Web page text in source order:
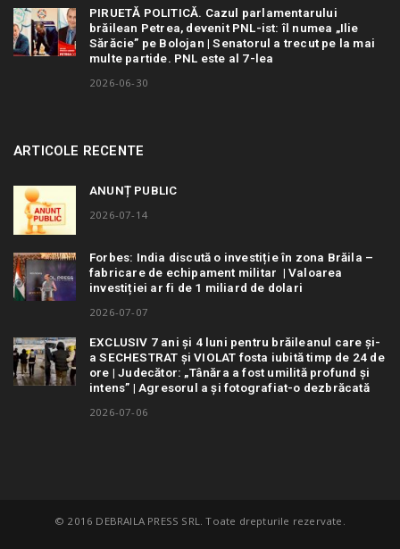
PIRUETĂ POLITICĂ. Cazul parlamentarului
brăilean Petrea, devenit PNL-ist: îl numea „Ilie
Sărăcie” pe Bolojan | Senatorul a trecut pe la mai
multe partide. PNL este al 7-lea
2026-06-30
ARTICOLE RECENTE
ANUNȚ PUBLIC
2026-07-14
Forbes: India discută o investiție în zona Brăila –
fabricare de echipament militar | Valoarea
investiției ar fi de 1 miliard de dolari
2026-07-07
EXCLUSIV 7 ani și 4 luni pentru brăileanul care și-
a SECHESTRAT și VIOLAT fosta iubită timp de 24 de
ore | Judecător: „Tânăra a fost umilită profund și
intens” | Agresorul a și fotografiat-o dezbrăcată
2026-07-06
© 2016 DEBRAILA PRESS SRL. Toate drepturile rezervate.